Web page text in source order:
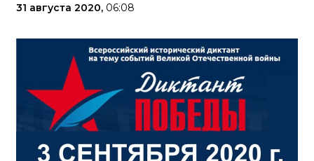
31 августа 2020, 06:08